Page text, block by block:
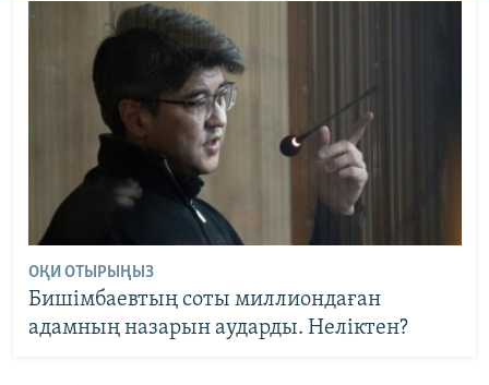
ОҚИ ОТЫРЫҢЫЗ
Бишімбаевтың соты миллиондаған
адамның назарын аударды. Неліктен?